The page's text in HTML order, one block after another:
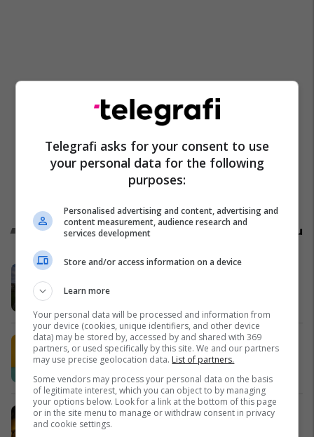
Promo Reklamo këtu
cilësi dhe kursim për klientët
Shija më e re e verës në Popeyes ka
arritur: Lime & Jalapeño.
Me VIPA, çdo ndeshje shijohet
ndryshe
Telegrafi asks for your consent to use
your personal data for the following
purposes:
Personalised advertising and content, advertising and
content measurement, audience research and
services development
Store and/or access information on a device
Learn more
Your personal data will be processed and information from
your device (cookies, unique identifiers, and other device
data) may be stored by, accessed by and shared with 369
partners, or used specifically by this site. We and our partners
may use precise geolocation data. List of partners.
Some vendors may process your personal data on the basis
of legitimate interest, which you can object to by managing
your options below. Look for a link at the bottom of this page
or in the site menu to manage or withdraw consent in privacy
and cookie settings.